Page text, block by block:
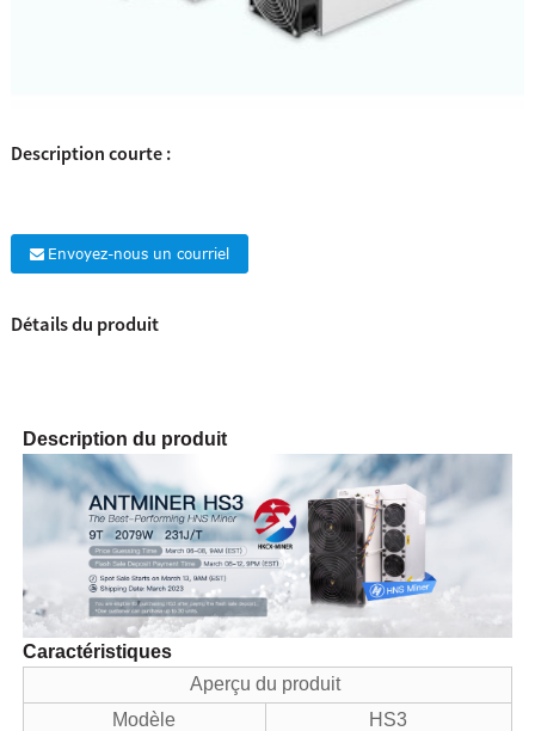
Description courte :
Envoyez-nous un courriel
Détails du produit
Description du produit
Caractéristiques
Aperçu du produit
Modèle
HS3